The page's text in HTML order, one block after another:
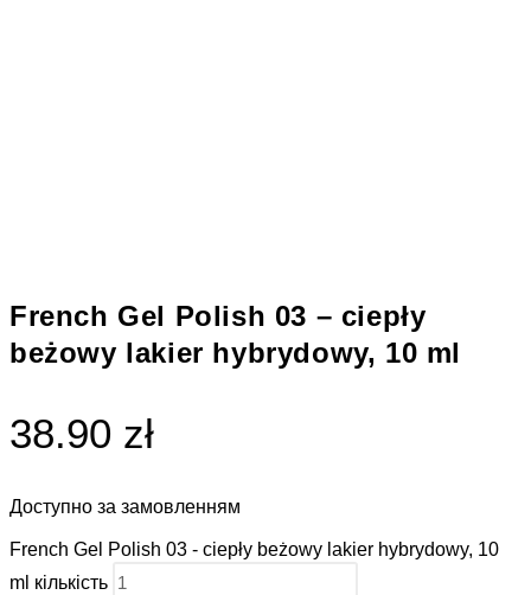
French Gel Polish 03 – ciepły
beżowy lakier hybrydowy, 10 ml
38.90 zł
Доступно за замовленням
French Gel Polish 03 - ciepły beżowy lakier hybrydowy, 10
ml кількість